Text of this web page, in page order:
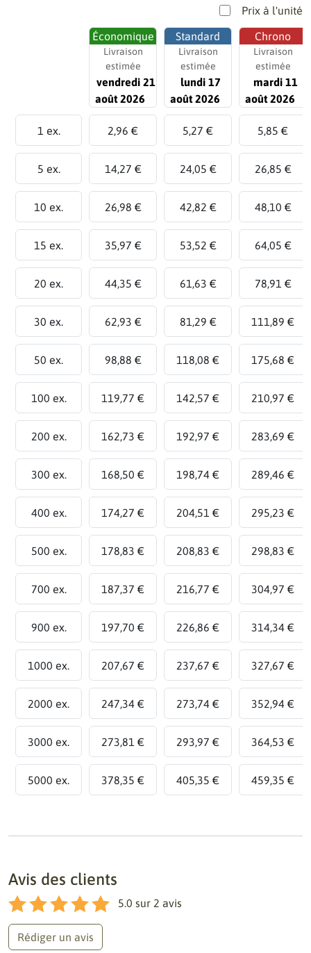
Prix à l'unité
Économique
Livraison
estimée
vendredi 21
août 2026
Standard
Livraison
estimée
lundi 17
août 2026
Chrono
Livraison
estimée
mardi 11
août 2026
1 ex. 2,96 € 5,27 € 5,85 €
5 ex. 14,27 € 24,05 € 26,85 €
10 ex. 26,98 € 42,82 € 48,10 €
15 ex. 35,97 € 53,52 € 64,05 €
20 ex. 44,35 € 61,63 € 78,91 €
30 ex. 62,93 € 81,29 € 111,89 €
50 ex. 98,88 € 118,08 € 175,68 €
100 ex. 119,77 € 142,57 € 210,97 €
200 ex. 162,73 € 192,97 € 283,69 €
300 ex. 168,50 € 198,74 € 289,46 €
400 ex. 174,27 € 204,51 € 295,23 €
500 ex. 178,83 € 208,83 € 298,83 €
700 ex. 187,37 € 216,77 € 304,97 €
900 ex. 197,70 € 226,86 € 314,34 €
1000 ex. 207,67 € 237,67 € 327,67 €
2000 ex. 247,34 € 273,74 € 352,94 €
3000 ex. 273,81 € 293,97 € 364,53 €
5000 ex. 378,35 € 405,35 € 459,35 €
Avis des clients
5.0 sur 2 avis
Rédiger un avis